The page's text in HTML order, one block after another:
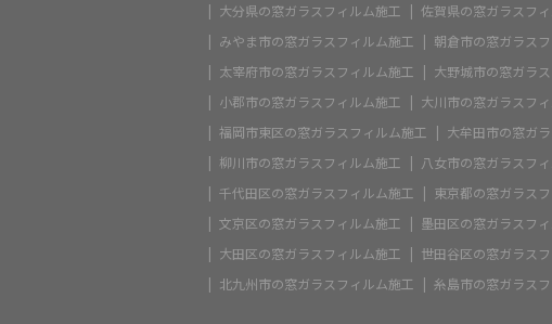
大分県の窓ガラスフィルム施工
佐賀県の窓ガラスフ
みやま市の窓ガラスフィルム施工
朝倉市の窓ガラス
太宰府市の窓ガラスフィルム施工
大野城市の窓ガラ
小郡市の窓ガラスフィルム施工
大川市の窓ガラスフ
福岡市東区の窓ガラスフィルム施工
大牟田市の窓ガ
柳川市の窓ガラスフィルム施工
八女市の窓ガラスフ
千代田区の窓ガラスフィルム施工
東京都の窓ガラス
文京区の窓ガラスフィルム施工
墨田区の窓ガラスフ
大田区の窓ガラスフィルム施工
世田谷区の窓ガラス
北九州市の窓ガラスフィルム施工
糸島市の窓ガラス